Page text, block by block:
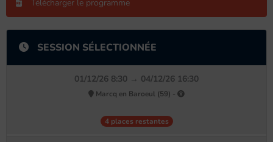
Télécharger le programme
SESSION SÉLECTIONNÉE
01/12/26 8:30 → 04/12/26 16:30
Marcq en Baroeul (59) -
4 places restantes